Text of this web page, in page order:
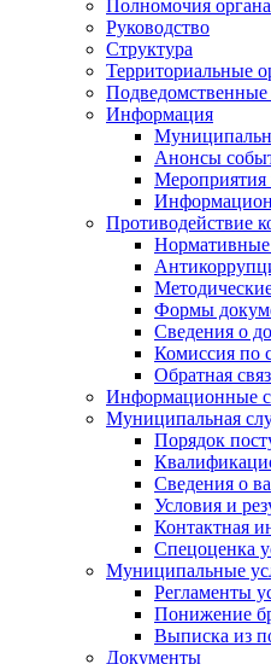
Полномочия органа
Руководство
Структура
Территориальные
Подведомственные
Информация
Анонсы
Мероприятия
Противодействие
Нормативные
Формы
Сведения о
Комиссия по
Обратная
Информационные
Муниципальная
Порядок
Сведения о
Условия и
Контактная
Спецоценка
Муниципальные
Регламенты
Понижение
Выписка из
Документы